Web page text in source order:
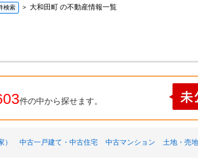
検索 大和田町 の不動産情報一覧
件の中から探せます。
中古一戸建て・中古住宅 中古マンション 土地・売地